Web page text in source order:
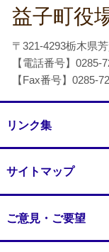
益子町役
〒321-4293栃木県
【電話番号】0285-
【Fax番号】0285-
リンク集
サイトマップ
ご意見・ご要望